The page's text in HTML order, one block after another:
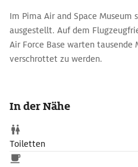
Im Pima Air and Space Museum
ausgestellt. Auf dem
Air Force Base warten
verschrottet zu werden.
In der Nähe
Toiletten